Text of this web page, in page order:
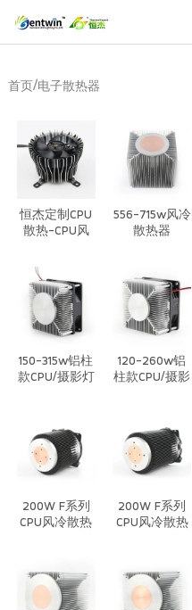
首页/电子散热器
恒杰定制CPU
散热-CPU风
556-715w风冷
散热器
150-315w铝柱
款CPU/摄影灯
120-260w铝
柱款CPU/摄影
200W F系列
CPU风冷散热
200W F系列
CPU风冷散热